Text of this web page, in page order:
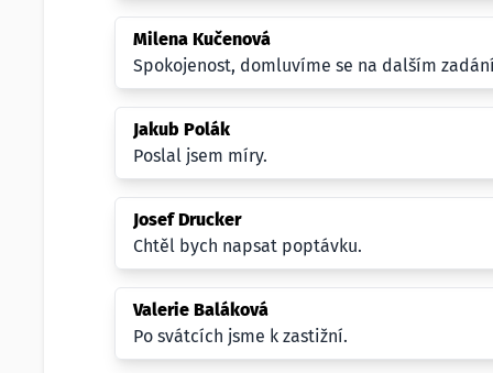
Milena Kučenová
Spokojenost, domluvíme se na dalším
Jakub Polák
Poslal jsem míry.
Josef Drucker
Chtěl bych napsat poptávku.
Valerie Baláková
Po svátcích jsme k zastižní.